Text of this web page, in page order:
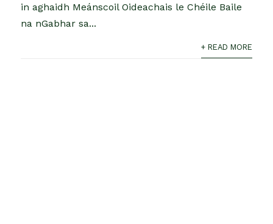
in aghaidh Meánscoil Oideachais le Chéile Baile
na nGabhar sa...
+ READ MORE